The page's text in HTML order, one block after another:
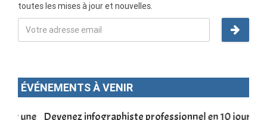
toutes les mises à jour et nouvelles.
ÉVÉNEMENTS À VENIR
Devenez infographiste professionnel en 10 jours de